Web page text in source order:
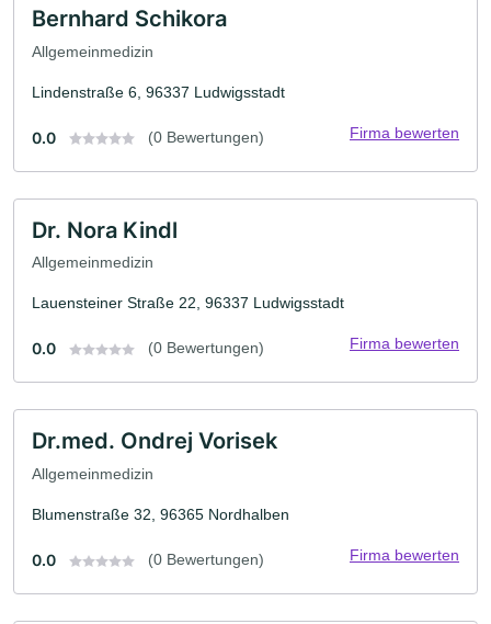
Bernhard Schikora
Allgemeinmedizin
Lindenstraße 6, 96337 Ludwigsstadt
0.0 (0 Bewertungen) Firma bewerten
Dr. Nora Kindl
Allgemeinmedizin
Lauensteiner Straße 22, 96337 Ludwigsstadt
0.0 (0 Bewertungen) Firma bewerten
Dr.med. Ondrej Vorisek
Allgemeinmedizin
Blumenstraße 32, 96365 Nordhalben
0.0 (0 Bewertungen) Firma bewerten